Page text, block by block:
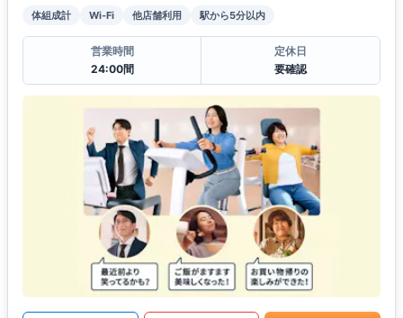
体組成計 Wi-Fi 他店舗利用 駅から5分以内
営業時間
24:00間
定休日
要確認